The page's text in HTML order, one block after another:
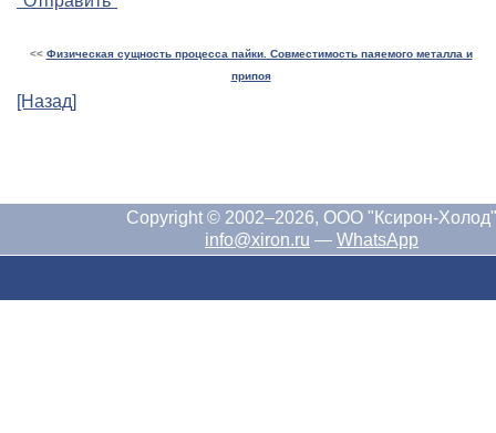
<< Физическая сущность процесса пайки. Совместимость паяемого металла и
припоя
[Назад]
Copyright © 2002–2026, ООО "Ксирон-Холод"
info@xiron.ru — WhatsApp